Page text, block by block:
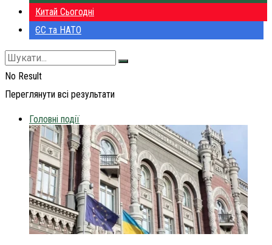
Китай Сьогодні
ЄС та НАТО
No Result
Переглянути всі результати
Головні події